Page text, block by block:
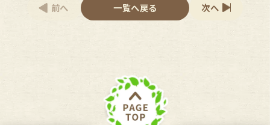
前へ 一覧へ戻る 次へ